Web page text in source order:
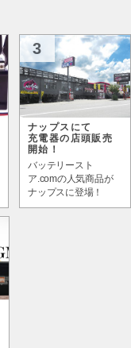
3
ナップスにて
充電器の店頭販売
開始！
バッテリースト
ア.comの人気商品が
ナップスに登場！